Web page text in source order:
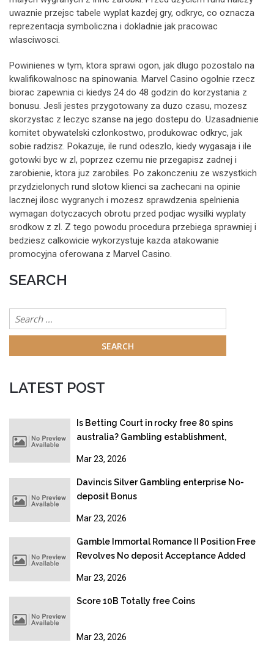
uwaznie przejsc tabele wyplat kazdej gry, odkryc, co oznacza
reprezentacja symboliczna i dokladnie jak pracowac
wlasciwosci.
Powinienes w tym, ktora sprawi ogon, jak dlugo pozostalo na
kwalifikowalnosc na spinowania. Marvel Casino ogolnie rzecz
biorac zapewnia ci kiedys 24 do 48 godzin do korzystania z
bonusu. Jesli jestes przygotowany za duzo czasu, mozesz
skorzystac z leczyc szanse na jego dostepu do. Uzasadnienie
komitet obywatelski czlonkostwo, produkowac odkryc, jak
sobie radzisz. Pokazuje, ile rund odeszlo, kiedy wygasaja i ile
gotowki byc w zl, poprzez czemu nie przegapisz zadnej i
zarobienie, ktora juz zarobiles. Po zakonczeniu ze wszystkich
przydzielonych rund slotow klienci sa zachecani na opinie
lacznej ilosc wygranych i mozesz sprawdzenia spelnienia
wymagan dotyczacych obrotu przed podjac wysilki wyplaty
srodkow z zl. Z tego powodu procedura przebiega sprawniej i
bedziesz calkowicie wykorzystuje kazda atakowanie
promocyjna oferowana z Marvel Casino.
SEARCH
Search
for:
LATEST POST
Is Betting Court in rocky free 80 spins
australia? Gambling establishment,
2026
Mar 23, 2026
Davincis Silver Gambling enterprise No-
deposit Bonus
Mar 23, 2026
Gamble Immortal Romance II Position Free
Revolves No deposit Acceptance Added
Mar 23, 2026
Score 10B Totally free Coins
Mar 23, 2026